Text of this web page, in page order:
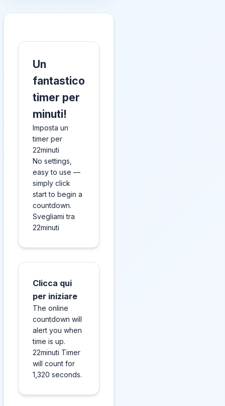
Un
fantastico
timer per
minuti!
Imposta un
timer per
22minuti
No settings,
easy to use —
simply click
start to begin a
countdown.
Svegliami tra
22minuti
Clicca qui
per iniziare
The online
countdown will
alert you when
time is up.
22minuti Timer
will count for
1,320 seconds.